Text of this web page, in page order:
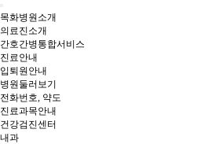
목화병원소개
의료진소개
간호간병통합서비스
진료안내
입퇴원안내
병원둘러보기
전화번호, 약도
진료과목안내
건강검진센터
내과